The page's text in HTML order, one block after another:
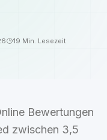
19 Min. Lesezeit
Bewertungen
zwischen 3,5